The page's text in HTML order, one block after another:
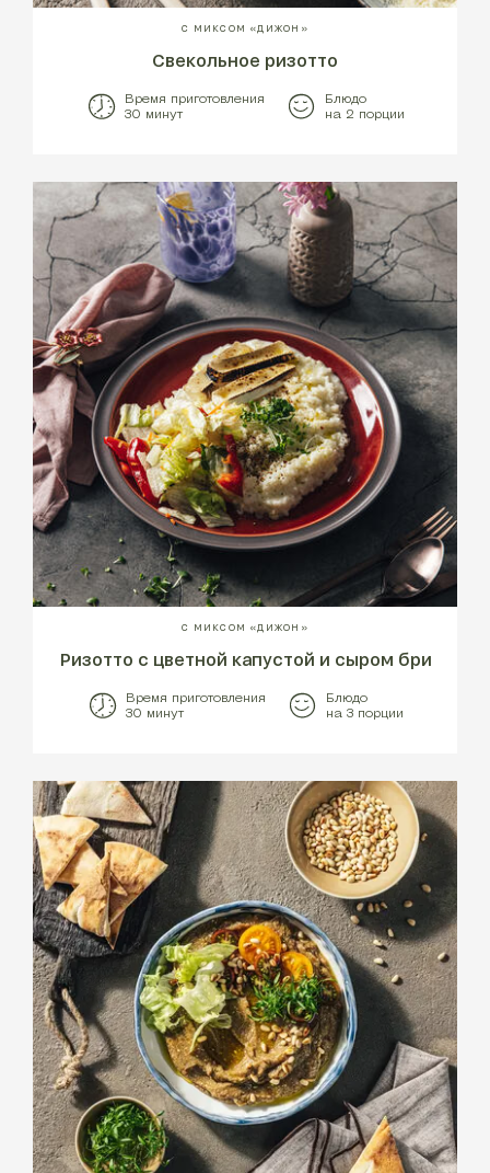
С МИКСОМ «ДИЖОН»
Свекольное ризотто
Время приготовления
30 минут
Блюдо
на 2 порции
С МИКСОМ «ДИЖОН»
Ризотто с цветной капустой и сыром бри
Время приготовления
30 минут
Блюдо
на 3 порции